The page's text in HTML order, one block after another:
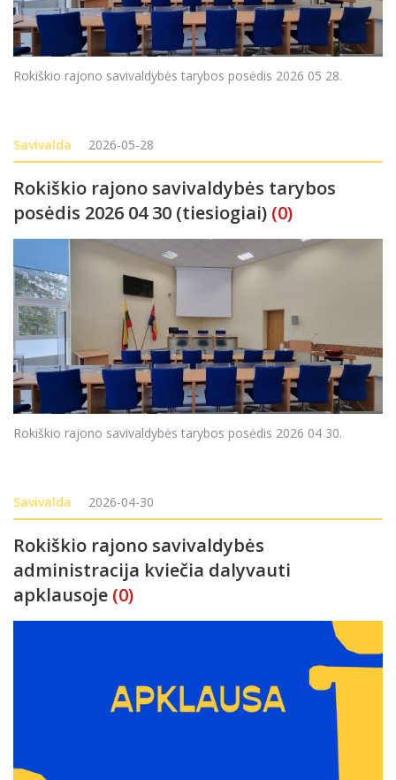
Rokiškio rajono savivaldybės tarybos posėdis 2026 05 28.
Savivalda 2026-05-28
Rokiškio rajono savivaldybės tarybos
posėdis 2026 04 30 (tiesiogiai) (0)
Rokiškio rajono savivaldybės tarybos posėdis 2026 04 30.
Savivalda 2026-04-30
Rokiškio rajono savivaldybės
administracija kviečia dalyvauti
apklausoje (0)